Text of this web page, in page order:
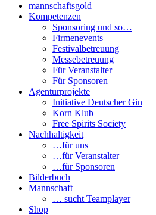
mannschaftsgold
Kompetenzen
Sponsoring und so…
Firmenevents
Festivalbetreuung
Messebetreuung
Für Veranstalter
Für Sponsoren
Agenturprojekte
Initiative Deutscher Gin
Korn Klub
Free Spirits Society
Nachhaltigkeit
…für uns
…für Veranstalter
…für Sponsoren
Bilderbuch
Mannschaft
… sucht Teamplayer
Shop